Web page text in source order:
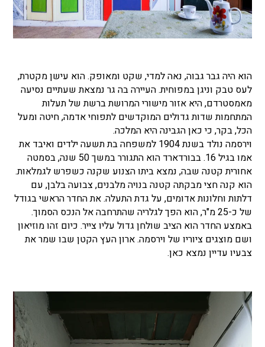
הוא היה גבר גבוה, נאה למדי, שקט ומאופק. הוא עישן מקטרת,
לעס טבק וניגן במפוחית. העיירה בה גר נמצאת שעתיים נסיעה
מאמסטרדם, היא אזור מישורי המרושת ברשת של תעלות
המתחמות שדות גדולים המוקדשים לתפוחי אדמה, חיטה ומעל
הכל, בקר, כי כאן הגבינה היא המלכה.
וירסמה נולד בשנת 1904 למשפחה בת תשעה ילדים ואיבד את
אמו בגיל 16. בבורדארד הוא התגורר במשך 50 שנה, בסמטה
אחורית קטנה שבה, נמצא ביתו הצנוע שקנה כשפרש לגמלאות.
הוא קנה חצי מבקתה קטנה בנויה מלבנים, צבועה בלבן, עם
דלתות וחלונות אדומים, על גדת התעלה. את החדר הראשי בגודל
של כ-25 מ"ר, הוא הפך לגלריה שהתרחבה אל הנכס הסמוך.
באמצע החדר הוא הציב שולחן גדול עליו צייר. כיום זהו מוזיאון
ושם מוצגים ציוריו של וירסמה. ארון העץ הקטן שבו שמר את
צבעיו עדיין נמצא כאן.